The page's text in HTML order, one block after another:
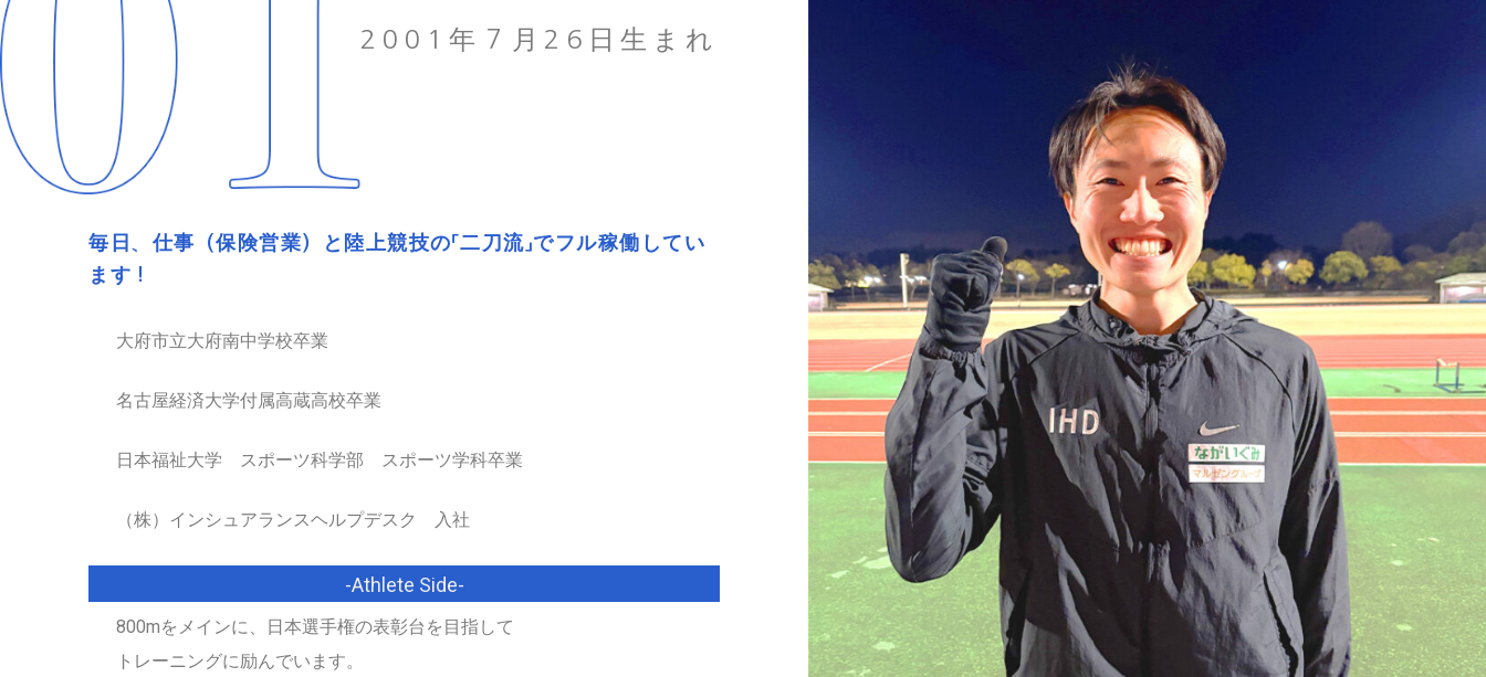
2001年７月26日生まれ
毎日、仕事（保険営業）と陸上競技の「二刀流」でフル稼働してい
ます！
大府市立大府南中学校卒業
名古屋経済大学付属高蔵高校卒業
日本福祉大学 スポーツ科学部 スポーツ学科卒業
（株）インシュアランスヘルプデスク 入社
-Athlete Side-
800mをメインに、日本選手権の表彰台を目指して
トレーニングに励んでいます。